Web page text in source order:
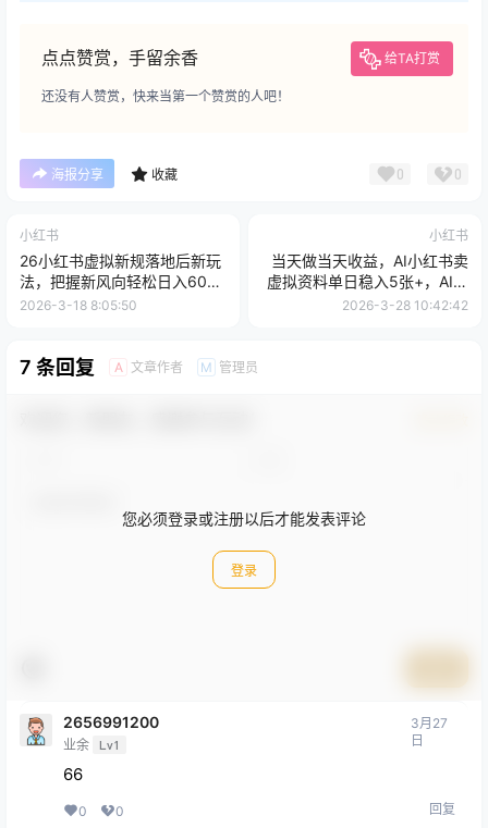
点点赞赏，手留余香 给TA打赏
还没有人赞赏，快来当第一个赞赏的人吧！
海报分享 收藏 0 0
小红书
26小红书虚拟新规落地后新玩
法，把握新风向轻松日入600
＋
2026-3-18 8:05:50
小红书
当天做当天收益，AI小红书卖
虚拟资料单日稳入5张+，AI自
动操作，解放双手实现睡后收
2026-3-28 10:42:42
7 条回复 A 文章作者 M 管理员
您必须登录或注册以后才能发表评论
登录
2656991200
业余 Lv1
3月27
日
66
0 0 回复